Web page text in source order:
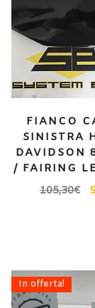
FIANCO
SINISTRA
DAVIDSON
/ FAIRING
105,30€
In offerta!